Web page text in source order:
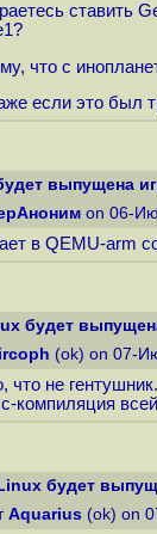
ставить
что с
если это был
выпущена
on 06-
в QEMU-arm
будет
(ok) on 07-
что не гентушник.
компиляция
будет
Aquarius (ok) on